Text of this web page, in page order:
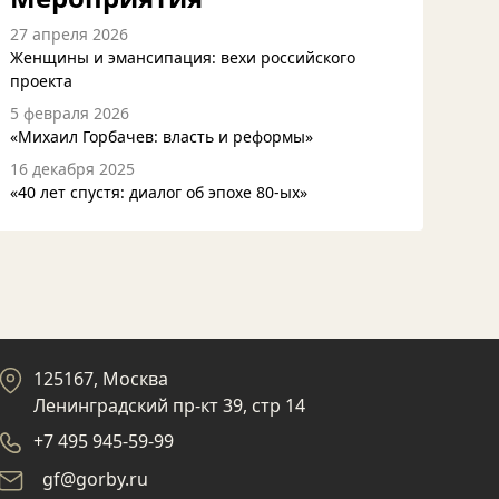
27 апреля 2026
Женщины и эмансипация: вехи российского
проекта
5 февраля 2026
«Михаил Горбачев: власть и реформы»
16 декабря 2025
«40 лет спустя: диалог об эпохе 80-ых»
125167, Москва
Ленинградский пр-кт 39, стр 14
+7 495 945-59-99
gf@gorby.ru